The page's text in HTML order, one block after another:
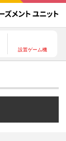
設置ゲーム機